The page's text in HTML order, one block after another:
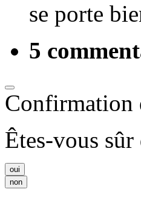
se porte
5
Confirmation
Êtes-vous
oui
non